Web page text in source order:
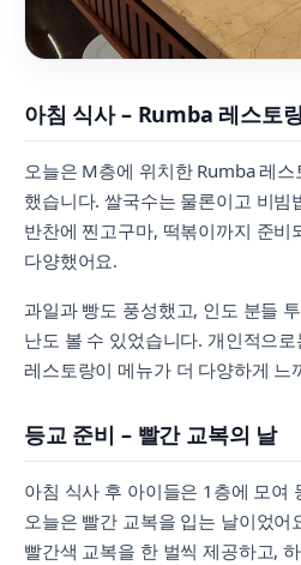
아침 식사 – Rumba 레스토
오늘은 M층에 위치한 Rumba 레
했습니다. 쌀국수는 물론이고 비빔
반찬에 찐고구마, 떡볶이까지 준비
다양했어요.
과일과 빵도 풍성했고, 인도 분들
난도 볼 수 있었습니다. 개인적으
레스토랑이 메뉴가 더 다양하게 느
등교 준비 – 빨간 교복의 날
아침 식사 후 아이들은 1층에 모여
오늘은 빨간 교복을 입는 날이었어
빨간색 교복을 한 벌씩 제공하고,